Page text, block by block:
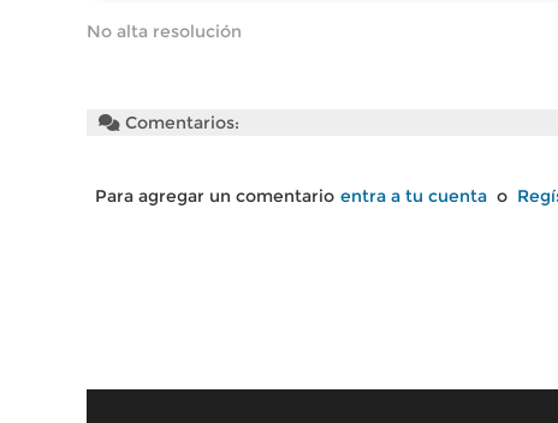
No alta resolución
Comentarios:
Para agregar un comentario entra a tu cuenta o